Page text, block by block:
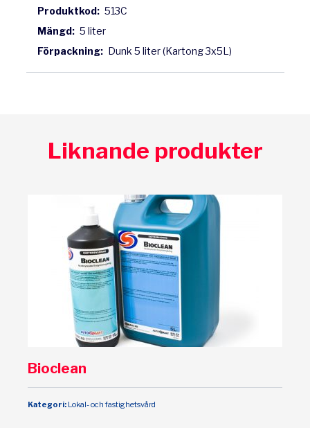
Produktkod: 513C
Mängd: 5 liter
Förpackning: Dunk 5 liter (Kartong 3x5L)
Liknande produkter
Bioclean
Kategori: Lokal- och fastighetsvård